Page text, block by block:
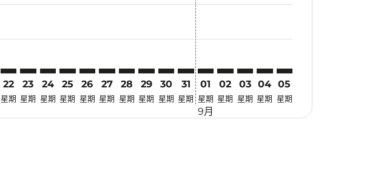
22
星期
23
星期
24
星期
25
星期
26
星期
27
星期
28
星期
29
星期
30
星期
31
星期
01
星期
9月
02
星期
03
星期
04
星期
05
星期